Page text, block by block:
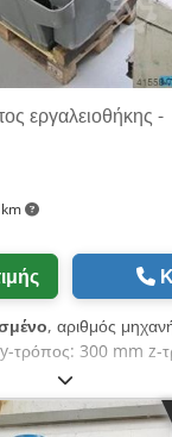
εργαλειοθήκης -
, αριθμός
τρόπος: 300 mm z-
Μέγεθος τραπεζιού:
SK40
ανά λεπτό